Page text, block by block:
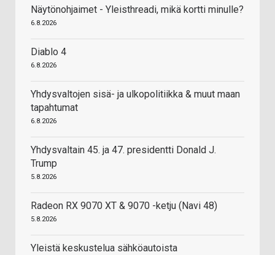
Näytönohjaimet - Yleisthreadi, mikä kortti minulle?
6.8.2026
Diablo 4
6.8.2026
Yhdysvaltojen sisä- ja ulkopolitiikka & muut maan
tapahtumat
6.8.2026
Yhdysvaltain 45. ja 47. presidentti Donald J.
Trump
5.8.2026
Radeon RX 9070 XT & 9070 -ketju (Navi 48)
5.8.2026
Yleistä keskustelua sähköautoista